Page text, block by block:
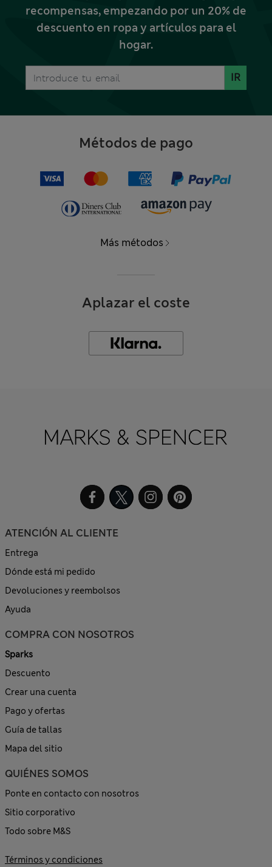
recompensas, empezando por un 20% de
descuento en ropa y artículos para el
hogar.
IR
Métodos de pago
Más métodos
Aplazar el coste
ATENCIÓN AL CLIENTE
Entrega
Dónde está mi pedido
Devoluciones y reembolsos
Ayuda
COMPRA CON NOSOTROS
Sparks
Descuento
Crear una cuenta
Pago y ofertas
Guía de tallas
Mapa del sitio
QUIÉNES SOMOS
Ponte en contacto con nosotros
Sitio corporativo
Todo sobre M&S
Términos y condiciones